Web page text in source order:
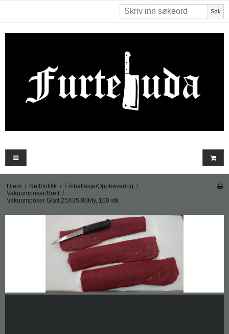
Søk
Hjem / Nettbutikk / Emballasje/Oppbevaring /
Vakuumposar/Brett /
Vakuumposer Glatt 25X35 80My, 100 stk